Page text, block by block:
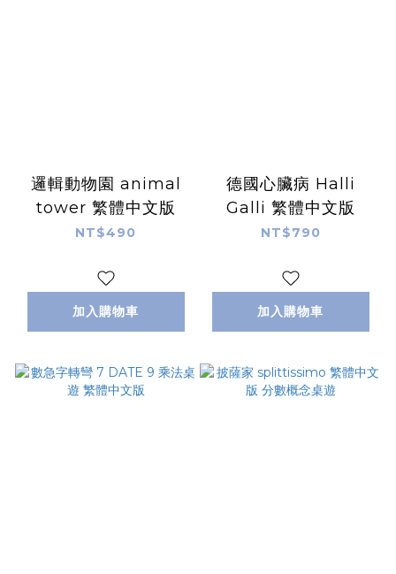
邏輯動物園 animal
tower 繁體中文版
NT$490
加入購物車
德國心臟病 Halli
Galli 繁體中文版
NT$790
加入購物車